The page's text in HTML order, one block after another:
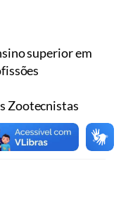
superior em
Zootecnistas